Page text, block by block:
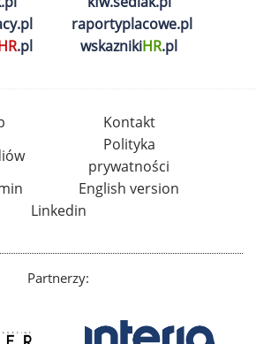
raportyplacowe.pl
.pl wskaznikiHR.pl
Kontakt
Polityka
prywatności
English version
Linkedin
Partnerzy: